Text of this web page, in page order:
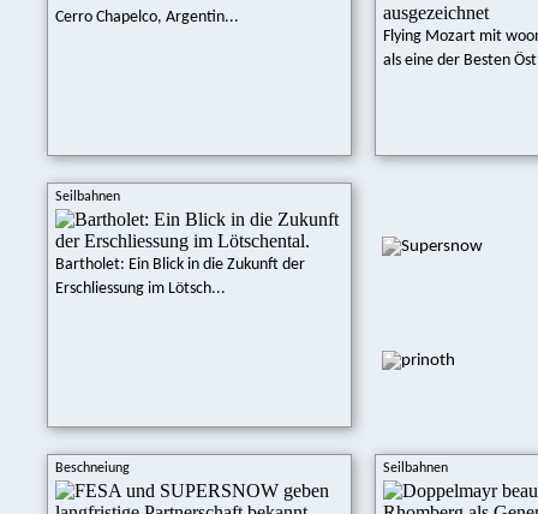
Cerro Chapelco, Argentin...
Flying Mozart mit
als eine der Besten
Seilbahnen
Bartholet: Ein Blick in die Zukunft der
Erschliessung im Lötsch...
Beschneiung Seilbahnen